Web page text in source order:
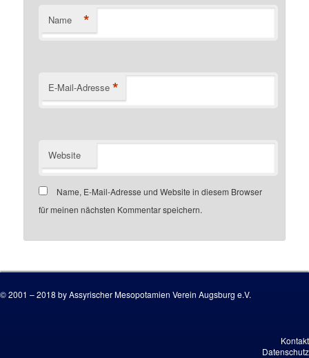
Name *
E-Mail-Adresse *
Website
Name, E-Mail-Adresse und Website in diesem Browser
für meinen nächsten Kommentar speichern.
© 2001 – 2018 by Assyrischer Mesopotamien Verein Augsburg e.V.
Kontakt
Datenschutz